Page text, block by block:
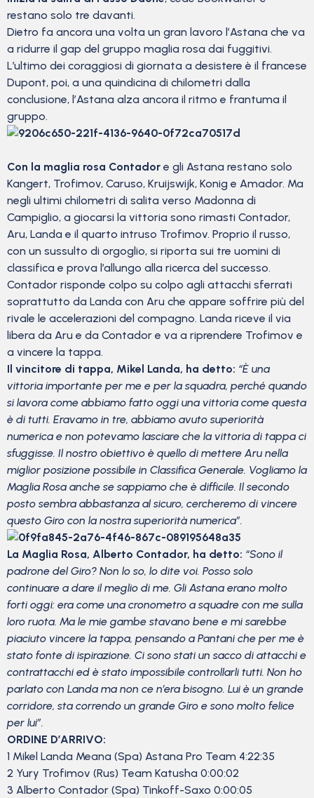
restano solo tre davanti.
Dietro fa ancora una volta un gran lavoro l’Astana che va
a ridurre il gap del gruppo maglia rosa dai fuggitivi.
L’ultimo dei coraggiosi di giornata a desistere è il francese
Dupont, poi, a una quindicina di chilometri dalla
conclusione, l’Astana alza ancora il ritmo e frantuma il
gruppo.
Con la maglia rosa Contador e gli Astana restano solo
Kangert, Trofimov, Caruso, Kruijswijk, Konig e Amador. Ma
negli ultimi chilometri di salita verso Madonna di
Campiglio, a giocarsi la vittoria sono rimasti Contador,
Aru, Landa e il quarto intruso Trofimov. Proprio il russo,
con un sussulto di orgoglio, si riporta sui tre uomini di
classifica e prova l’allungo alla ricerca del successo.
Contador risponde colpo su colpo agli attacchi sferrati
soprattutto da Landa con Aru che appare soffrire più del
rivale le accelerazioni del compagno. Landa riceve il via
libera da Aru e da Contador e va a riprendere Trofimov e
a vincere la tappa.
Il vincitore di tappa, Mikel Landa, ha detto: “È una
vittoria importante per me e per la squadra, perché quando
si lavora come abbiamo fatto oggi una vittoria come questa
è di tutti. Eravamo in tre, abbiamo avuto superiorità
numerica e non potevamo lasciare che la vittoria di tappa ci
sfuggisse. Il nostro obiettivo è quello di mettere Aru nella
miglior posizione possibile in Classifica Generale. Vogliamo la
Maglia Rosa anche se sappiamo che è difficile. Il secondo
posto sembra abbastanza al sicuro, cercheremo di vincere
questo Giro con la nostra superiorità numerica”.
La Maglia Rosa, Alberto Contador, ha detto: “Sono il
padrone del Giro? Non lo so, lo dite voi. Posso solo
continuare a dare il meglio di me. Gli Astana erano molto
forti oggi: era come una cronometro a squadre con me sulla
loro ruota. Ma le mie gambe stavano bene e mi sarebbe
piaciuto vincere la tappa, pensando a Pantani che per me è
stato fonte di ispirazione. Ci sono stati un sacco di attacchi e
contrattacchi ed è stato impossibile controllarli tutti. Non ho
parlato con Landa ma non ce n’era bisogno. Lui è un grande
corridore, sta correndo un grande Giro e sono molto felice
per lui”.
ORDINE D’ARRIVO:
1 Mikel Landa Meana (Spa) Astana Pro Team 4:22:35
2 Yury Trofimov (Rus) Team Katusha 0:00:02
3 Alberto Contador (Spa) Tinkoff-Saxo 0:00:05